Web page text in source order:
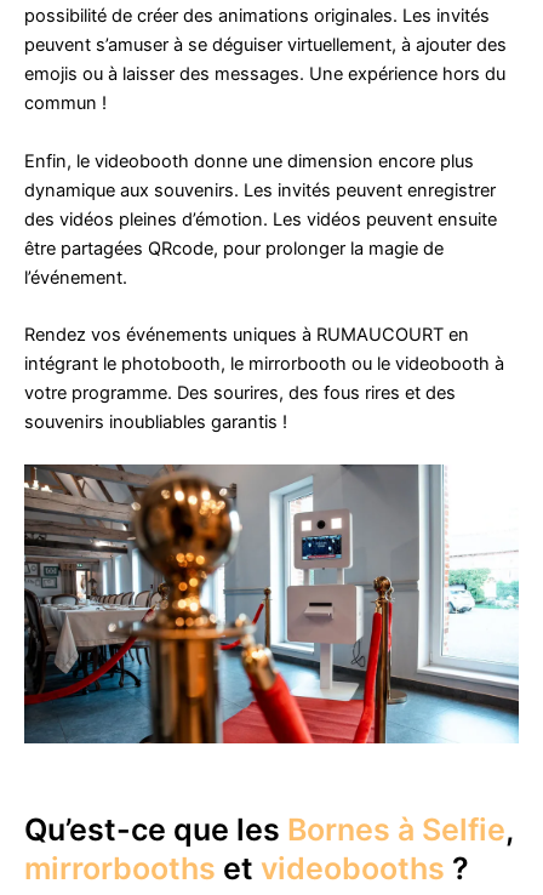
possibilité de créer des animations originales. Les invités
peuvent s’amuser à se déguiser virtuellement, à ajouter des
emojis ou à laisser des messages. Une expérience hors du
commun !
Enfin, le videobooth donne une dimension encore plus
dynamique aux souvenirs. Les invités peuvent enregistrer
des vidéos pleines d’émotion. Les vidéos peuvent ensuite
être partagées QRcode, pour prolonger la magie de
l’événement.
Rendez vos événements uniques à RUMAUCOURT en
intégrant le photobooth, le mirrorbooth ou le videobooth à
votre programme. Des sourires, des fous rires et des
souvenirs inoubliables garantis !
Qu’est-ce que les Bornes à Selfie,
mirrorbooths et videobooths ?